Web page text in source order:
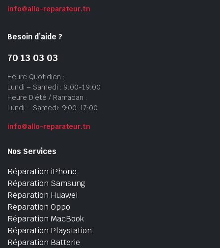
info@allo-reparateur.tn
Besoin d’aide ?
70 13 03 03
Heure Quotidien :
Lundi – Samedi : 9:00-19:00
Heure D’été / Ramadan :
Lundi – Samedi: 9:00-17:00
info@allo-reparateur.tn
Nos Services
Réparation iPhone
Réparation Samsung
Réparation Huawei
Réparation Oppo
Réparation MacBook
Réparation Playstation
Réparation Batterie